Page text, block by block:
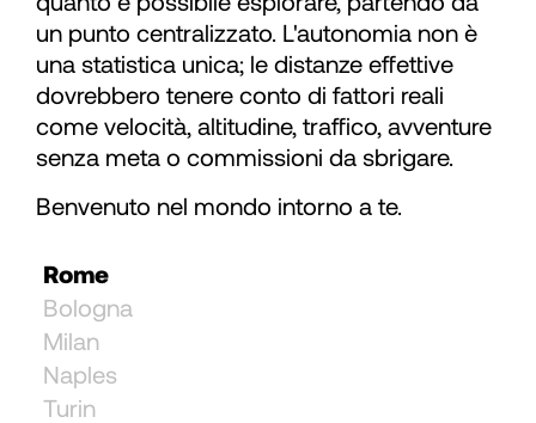
71
72
73
74
75
un punto centralizzato. L'autonomia non è
una statistica unica; le distanze effettive
dovrebbero tenere conto di fattori reali
come velocità, altitudine, traffico, avventure
senza meta o commissioni da sbrigare.
Benvenuto nel mondo intorno a te.
Rome
Bologna
Milan
Naples
Turin